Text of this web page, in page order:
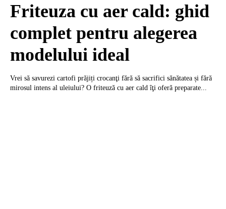
Friteuza cu aer cald: ghid
complet pentru alegerea
modelului ideal
Vrei să savurezi cartofi prăjiți crocanţi fără să sacrifici sănătatea și fără
mirosul intens al uleiului? O friteuză cu aer cald îţi oferă preparate...